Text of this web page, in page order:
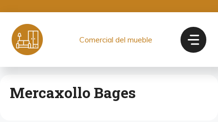
contenido
Comercial del mueble
Mercaxollo Bages